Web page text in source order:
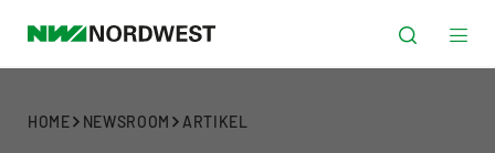
HOME NEWSROOM ARTIKEL